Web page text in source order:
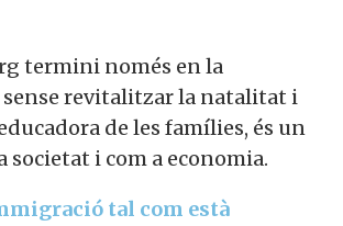
termini només en la
revitalitzar la natalitat i
de les famílies, és un
societat i com a economia.
tal com està